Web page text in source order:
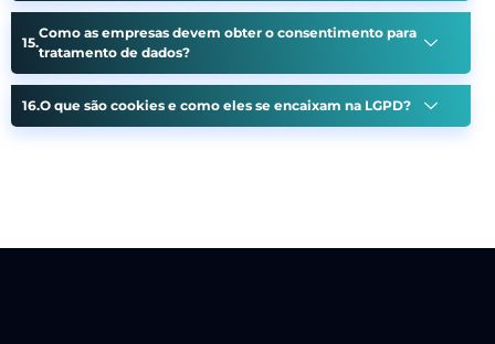
Como as empresas devem obter o consentimento para
tratamento de dados?
O que são cookies e como eles se encaixam na LGPD?